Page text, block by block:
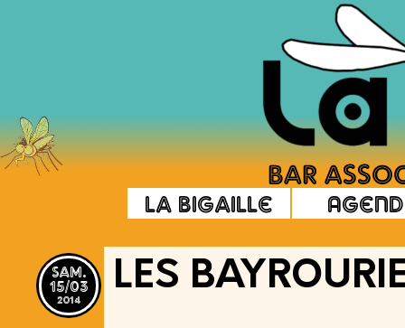
La Bigaille
sam.
15/03
2014
LES